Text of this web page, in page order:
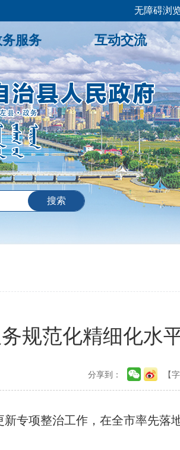
无障碍浏
服务 互动交流
规范化精细化水
【
分享到：
专项整治工作，在全市率先落